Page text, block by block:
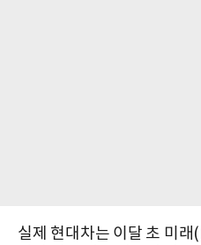
실제 현대차는 이달 초 미